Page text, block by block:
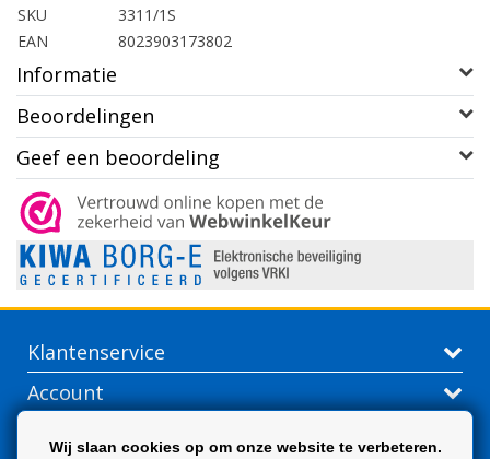
SKU
3311/1S
EAN
8023903173802
Informatie
Beoordelingen
Geef een beoordeling
Klantenservice
Account
Wij slaan cookies op om onze website te verbeteren.